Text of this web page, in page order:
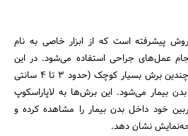
پیشرفته است که از ابزار خاصی به نام
عمل‌های جراحی استفاده می‌شود. در این
روش از جراحی، جراح با ایجاد چندین برش بسیار کوچک (حدود 3 تا 4 سانتی
بیمار می‌شود. این برش‌ها به لاپاراسکوپ
خود داخل بدن بیمار را مشاهده کرده و
نشان دهد.